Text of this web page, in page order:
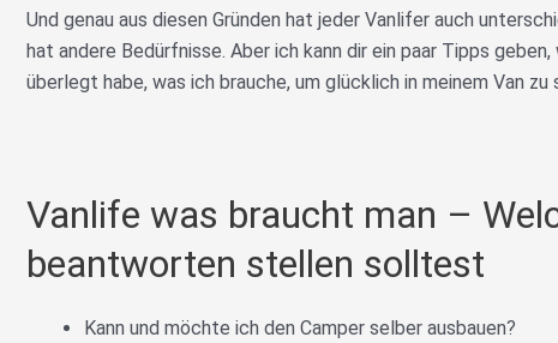
Und genau aus diesen Gründen hat jeder Vanlifer auch
hat andere Bedürfnisse. Aber ich kann dir ein paar Tipps
überlegt habe, was ich brauche, um glücklich in meinem Van zu
Vanlife was braucht man –
beantworten stellen solltest
Kann und möchte ich den Camper selber ausbauen?